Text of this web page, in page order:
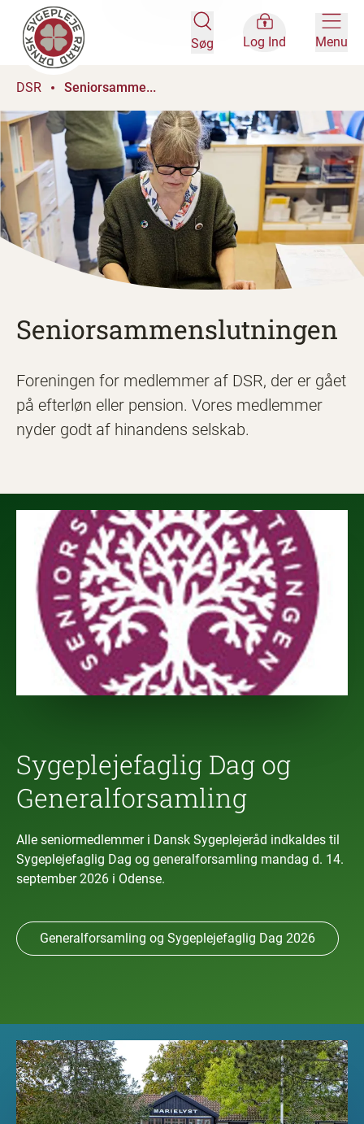
Søg Log Ind Menu
DSR Seniorsamme...
Seniorsammenslutningen
Foreningen for medlemmer af DSR, der er gået
på efterløn eller pension. Vores medlemmer
nyder godt af hinandens selskab.
Sygeplejefaglig Dag og
Generalforsamling
Alle seniormedlemmer i Dansk Sygeplejeråd indkaldes til
Sygeplejefaglig Dag og generalforsamling mandag d. 14.
september 2026 i Odense.
Generalforsamling og Sygeplejefaglig Dag 2026